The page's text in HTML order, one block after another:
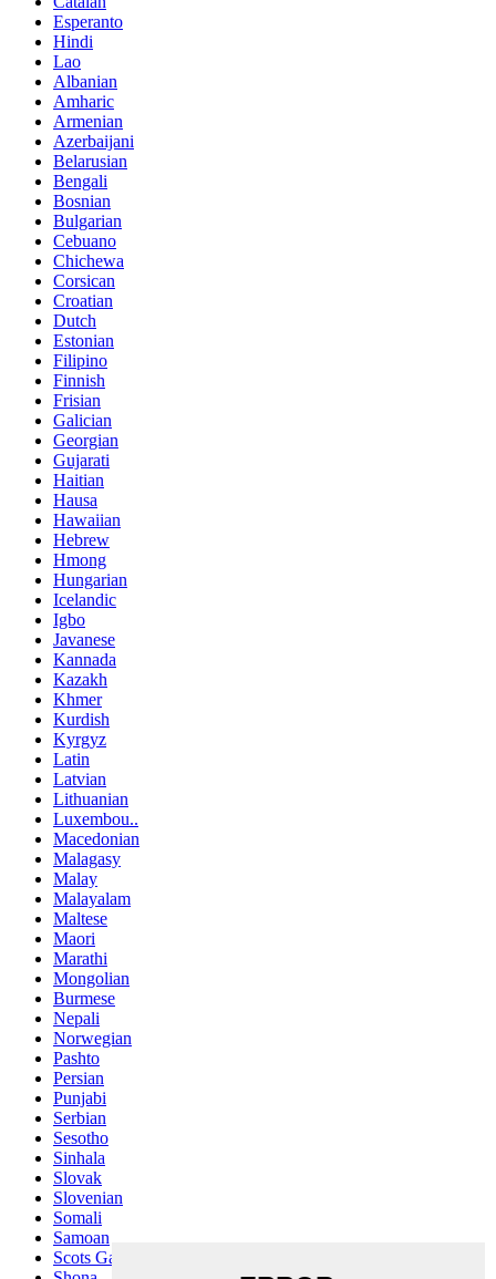
Esperanto
Hindi
Lao
Albanian
Amharic
Armenian
Azerbaijani
Belarusian
Bengali
Bosnian
Bulgarian
Cebuano
Chichewa
Corsican
Croatian
Dutch
Estonian
Filipino
Finnish
Frisian
Galician
Georgian
Gujarati
Haitian
Hausa
Hawaiian
Hebrew
Hmong
Hungarian
Icelandic
Igbo
Javanese
Kannada
Kazakh
Khmer
Kurdish
Kyrgyz
Latin
Latvian
Lithuanian
Luxembou..
Macedonian
Malagasy
Malay
Malayalam
Maltese
Maori
Marathi
Mongolian
Burmese
Nepali
Norwegian
Pashto
Persian
Punjabi
Serbian
Sesotho
Sinhala
Slovak
Slovenian
Somali
Samoan
Scots Gaelic